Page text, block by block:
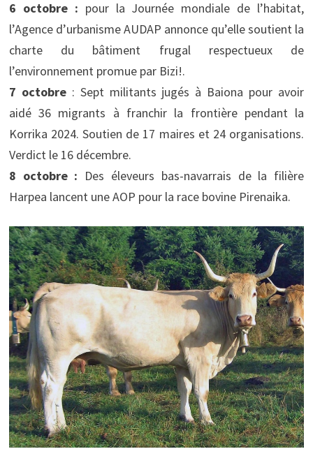
6 octobre : pour la Journée mondiale de l’habitat,
l’Agence d’urbanisme AUDAP annonce qu’elle soutient la
charte du bâtiment frugal respectueux de
l’environnement promue par Bizi!.
7 octobre: Sept militants jugés à Baiona pour avoir
aidé 36 migrants à franchir la frontière pendant la
Korrika 2024. Soutien de 17 maires et 24 organisations.
Verdict le 16 décembre.
8 octobre : Des éleveurs bas-navarrais de la filière
Harpea lancent une AOP pour la race bovine Pirenaika.